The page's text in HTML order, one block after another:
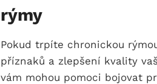
rýmy
Pokud trpíte chronickou
příznaků a zlepšení kvality
vám mohou pomoci bojovat